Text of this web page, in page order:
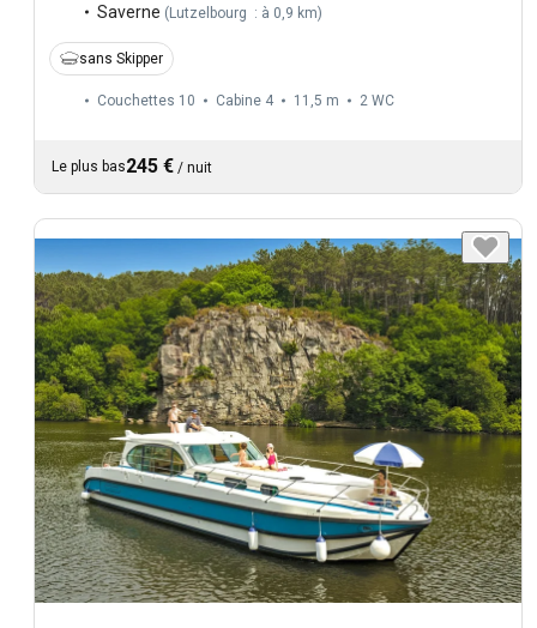
Saverne (Lutzelbourg : à 0,9 km)
sans Skipper
Couchettes 10 Cabine 4 11,5 m 2 WC
Le plus bas245 € / nuit